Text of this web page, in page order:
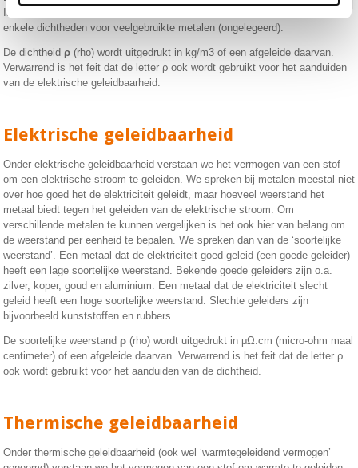
In tabel hiernaast staan
enkele dichtheden voor veelgebruikte metalen (ongelegeerd).
De dichtheid ρ (rho) wordt uitgedrukt in kg/m3 of een afgeleide daarvan.
Verwarrend is het feit dat de letter ρ ook wordt gebruikt voor het aanduiden
van de elektrische geleidbaarheid.
Elektrische geleidbaarheid
Onder elektrische geleidbaarheid verstaan we het vermogen van een stof
om een elektrische stroom te geleiden. We spreken bij metalen meestal niet
over hoe goed het de elektriciteit geleidt, maar hoeveel weerstand het
metaal biedt tegen het geleiden van de elektrische stroom. Om
verschillende metalen te kunnen vergelijken is het ook hier van belang om
de weerstand per eenheid te bepalen. We spreken dan van de ‘soortelijke
weerstand’. Een metaal dat de elektriciteit goed geleid (een goede geleider)
heeft een lage soortelijke weerstand. Bekende goede geleiders zijn o.a.
zilver, koper, goud en aluminium. Een metaal dat de elektriciteit slecht
geleid heeft een hoge soortelijke weerstand. Slechte geleiders zijn
bijvoorbeeld kunststoffen en rubbers.
De soortelijke weerstand ρ (rho) wordt uitgedrukt in μΩ.cm (micro-ohm maal
centimeter) of een afgeleide daarvan. Verwarrend is het feit dat de letter ρ
ook wordt gebruikt voor het aanduiden van de dichtheid.
Thermische geleidbaarheid
Onder thermische geleidbaarheid (ook wel ‘warmtegeleidend vermogen’